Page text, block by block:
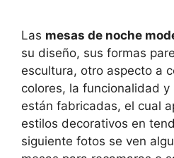
Las mesas de noche
su diseño, sus formas
escultura, otro aspecto a
colores, la funcionalidad
están fabricadas, el cual
estilos decorativos en
siguiente fotos se ven